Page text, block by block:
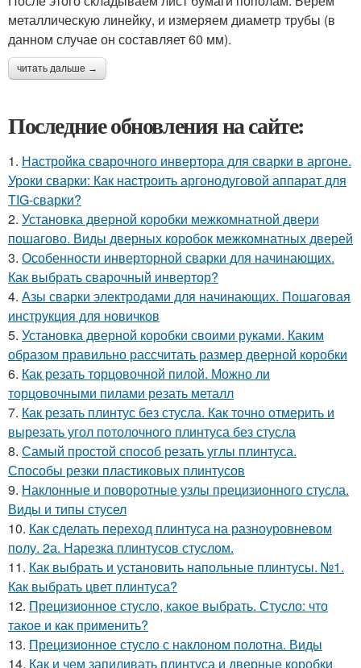
металлическую линейку, и измеряем диаметр трубы (в
данном случае он составляет 60 мм).
читать дальше →
Последние обновления на сайте:
1. Настройка сварочного инвертора для сварки в аргоне.
Уроки сварки: Как настроить аргонодуговой аппарат для
TIG-сварки?
2. Установка дверной коробки межкомнатной двери
пошагово. Виды дверных коробок межкомнатных дверей
3. Особенности инверторной сварки для начинающих.
Как выбрать сварочный инвертор?
4. Азы сварки электродами для начинающих. Пошаговая
инструкция для новичков
5. Установка дверной коробки своими руками. Каким
образом правильно рассчитать размер дверной коробки
6. Как резать торцовочной пилой. Можно ли
торцовочными пилами резать металл
7. Как резать плинтус без стусла. Как точно отмерить и
вырезать угол потолочного плинтуса без стусла
8. Самый простой способ резать углы плинтуса.
Способы резки пластиковых плинтусов
9. Наклонные и поворотные узлы прецизионного стусла.
Виды и типы стусел
10. Как сделать переход плинтуса на разноуровневом
полу. 2а. Нарезка плинтусов стуслом.
11. Как выбрать и установить напольные плинтусы. №1.
Как выбрать цвет плинтуса?
12. Прецизионное стусло, какое выбрать. Стусло: что
такое и как применить?
13. Прецизионное стусло с наклоном полотна. Виды
14. Как и чем запиливать плинтуса и дверные коробки